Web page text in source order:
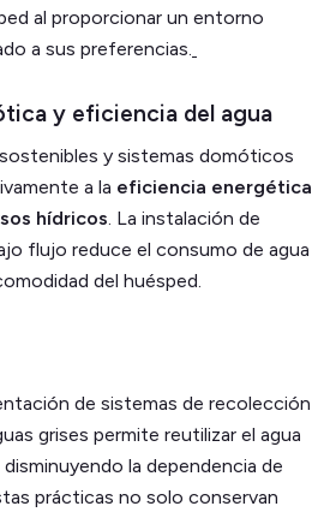
al proporcionar un entorno
a sus preferencias.
y eficiencia del agua
y sistemas domóticos
a la eficiencia energética
hídricos. La instalación de
flujo reduce el consumo de agua
del huésped.
de sistemas de recolección
grises permite reutilizar el agua
la dependencia de
prácticas no solo conservan